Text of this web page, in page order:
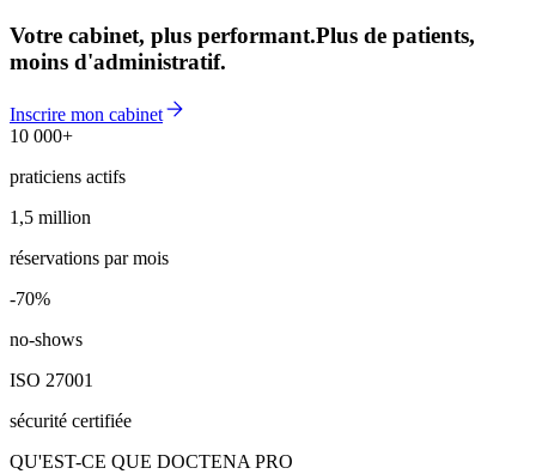
Votre cabinet, plus performant.Plus de patients,
moins d'administratif.
Inscrire mon cabinet
10 000+
10 000+
praticiens actifs
1,5 million
1,5 million
réservations par mois
-70%
-70%
no-shows
ISO 27001
sécurité certifiée
QU'EST-CE QUE DOCTENA PRO